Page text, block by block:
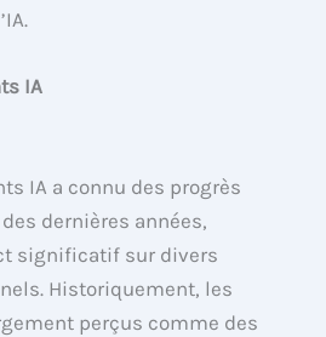
IA
IA a connu des progrès
dernières années,
significatif sur divers
Historiquement, les
perçus comme des